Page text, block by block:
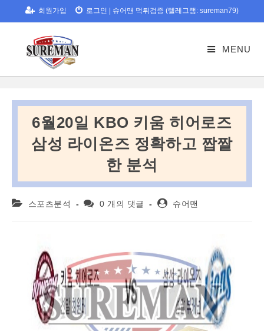
to
회원가입 로그인 슈어맨 먹튀검증 (텔레그램: sureman79)
MENU
6월20일 KBO 키움 히어로즈
삼성 라이온즈 정확하고 짭짤
한 분석
Post 스포츠분석
Post0 개의 댓글
Post슈어맨